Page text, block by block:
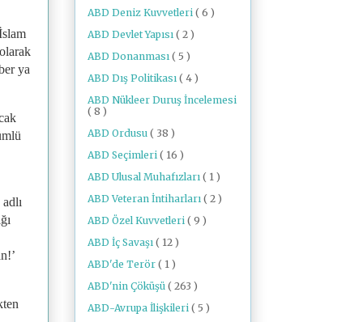
ya
ABD Deniz Kuvvetleri ( 6 )
ABD Devlet Yapısı ( 2 )
ABD Donanması ( 5 )
ABD Dış Politikası ( 4 )
ABD Nükleer Duruş İncelemesi
( 8 )
ABD Ordusu ( 38 )
ABD Seçimleri ( 16 )
ABD Ulusal Muhafızları ( 1 )
ABD Veteran İntiharları ( 2 )
ABD Özel Kuvvetleri ( 9 )
ABD İç Savaşı ( 12 )
ABD'de Terör ( 1 )
ABD'nin Çöküşü ( 263 )
ABD-Avrupa İlişkileri ( 5 )